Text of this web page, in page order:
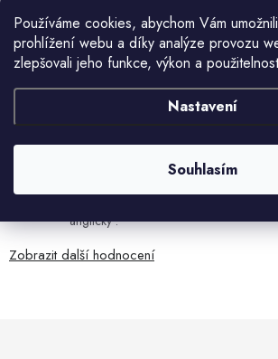
Používáme cookies, abychom Vám
prohlížení webu a díky analýze provozu
zlepšovali jeho funkce, výkon a
Nastavení
Souhlasím
9.8.2026
Spokojenost
Jiří Jícha
7.8.2026
Ján Kubala
7.8.2026
anglicky .
Zobrazit další hodnocení